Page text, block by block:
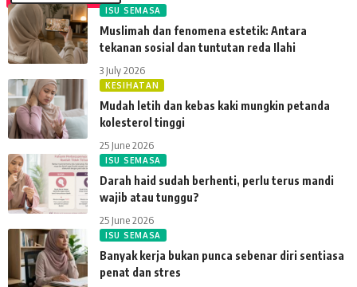
ISU SEMASA
Muslimah dan fenomena estetik: Antara
tekanan sosial dan tuntutan reda Ilahi
3 July 2026
KESIHATAN
Mudah letih dan kebas kaki mungkin petanda
kolesterol tinggi
25 June 2026
ISU SEMASA
Darah haid sudah berhenti, perlu terus mandi
wajib atau tunggu?
25 June 2026
ISU SEMASA
Banyak kerja bukan punca sebenar diri sentiasa
penat dan stres